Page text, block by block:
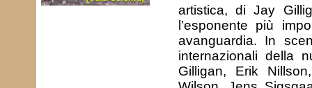
artistica, di Jay
l’esponente più
avanguardia. In
internazionali della
Gilligan, Erik